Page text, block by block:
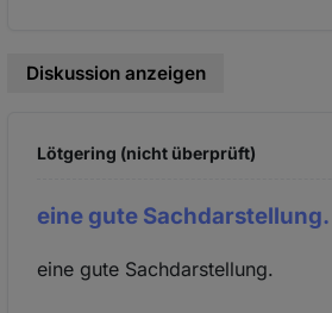
Diskussion anzeigen
Lötgering (nicht überprüft)
eine gute Sachdarstellung.
eine gute Sachdarstellung.